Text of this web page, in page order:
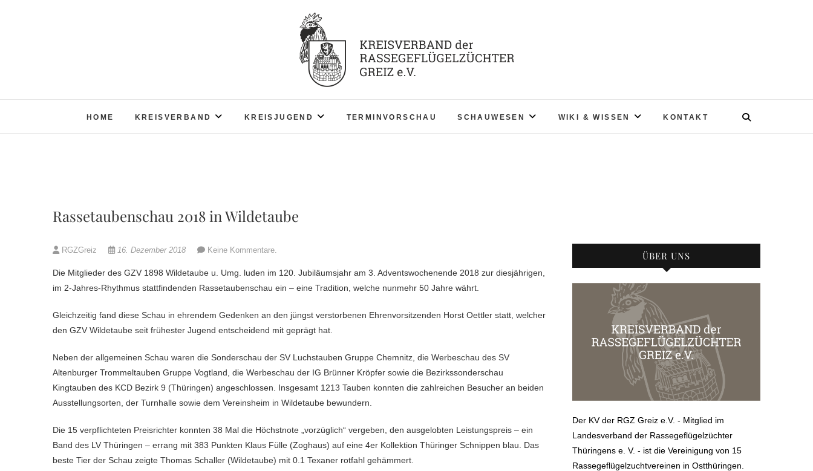
KV RGZ Greiz
HOME KREISVERBAND KREISJUGEND TERMINVORSCHAU SCHAUWESEN WIKI & WISSEN KONTAKT
Rassetaubenschau 2018 in Wildetaube
RGZGreiz 16. Dezember 2018 Keine Kommentare.
Die Mitglieder des GZV 1898 Wildetaube u. Umg. luden im 120. Jubiläumsjahr am 3. Adventswochenende 2018 zur diesjährigen,
im 2-Jahres-Rhythmus stattfindenden Rassetaubenschau ein – eine Tradition, welche nunmehr 50 Jahre währt.
Gleichzeitig fand diese Schau in ehrendem Gedenken an den jüngst verstorbenen Ehrenvorsitzenden Horst Oettler statt, welcher
den GZV Wildetaube seit frühester Jugend entscheidend mit geprägt hat.
Neben der allgemeinen Schau waren die Sonderschau der SV Luchstauben Gruppe Chemnitz, die Werbeschau des SV
Altenburger Trommeltauben Gruppe Vogtland, die Werbeschau der IG Brünner Kröpfer sowie die Bezirkssonderschau
Kingtauben des KCD Bezirk 9 (Thüringen) angeschlossen. Insgesamt 1213 Tauben konnten die zahlreichen Besucher an beiden
Ausstellungsorten, der Turnhalle sowie dem Vereinsheim in Wildetaube bewundern.
Die 15 verpflichteten Preisrichter konnten 38 Mal die Höchstnote „vorzüglich“ vergeben, den ausgelobten Leistungspreis – ein
Band des LV Thüringen – errang mit 383 Punkten Klaus Fülle (Zoghaus) auf eine 4er Kollektion Thüringer Schnippen blau. Das
beste Tier der Schau zeigte Thomas Schaller (Wildetaube) mit 0.1 Texaner rotfahl gehämmert.
ÜBER UNS
Der KV der RGZ Greiz e.V. - Mitglied im
Landesverband der Rassegeflügelzüchter
Thüringens e. V. - ist die Vereinigung von 15
Rassegeflügelzuchtvereinen in Ostthüringen.